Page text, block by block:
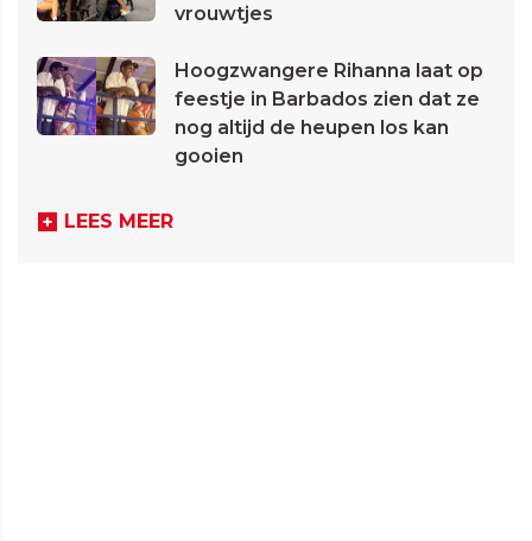
vrouwtjes
Hoogzwangere Rihanna laat op
feestje in Barbados zien dat ze
nog altijd de heupen los kan
gooien
LEES MEER